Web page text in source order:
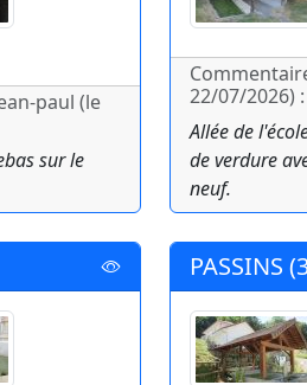
paul (le
sur le
22/07/2026) :
Allée de
de verdure
neuf.
PASSINS